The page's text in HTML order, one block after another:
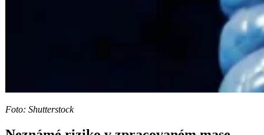
Foto: Shutterstock